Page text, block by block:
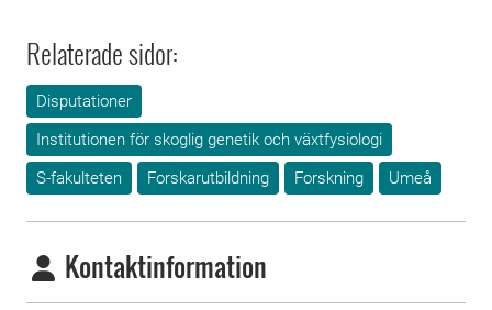
Relaterade sidor:
Disputationer
Institutionen för skoglig genetik och växtfysiologi
S-fakulteten
Forskarutbildning Forskning Umeå
Kontaktinformation